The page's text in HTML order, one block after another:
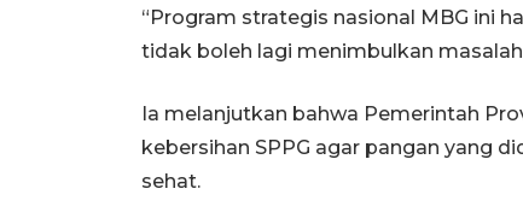
“Program strategis nasional MBG ini
tidak boleh lagi menimbulkan masalah
Ia melanjutkan bahwa Pemerintah
kebersihan SPPG agar pangan yang
sehat.